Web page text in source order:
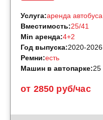
от 2850 руб/час
Услуга:аренда автобуса
Вместимость:25/41
Min аренда:4+2
Год выпуска:2020-2026
Ремни:есть
Машин в автопарке:25